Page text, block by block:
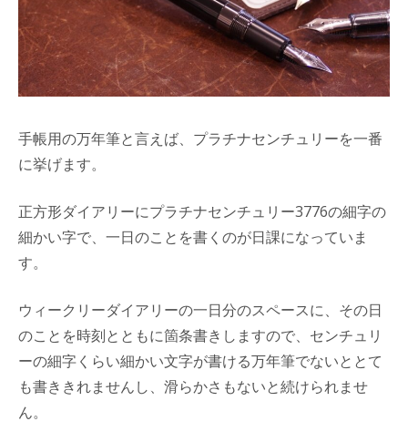
手帳用の万年筆と言えば、プラチナセンチュリーを一番
に挙げます。
正方形ダイアリーにプラチナセンチュリー3776の細字の
細かい字で、一日のことを書くのが日課になっていま
す。
ウィークリーダイアリーの一日分のスペースに、その日
のことを時刻とともに箇条書きしますので、センチュリ
ーの細字くらい細かい文字が書ける万年筆でないととて
も書ききれませんし、滑らかさもないと続けられませ
ん。